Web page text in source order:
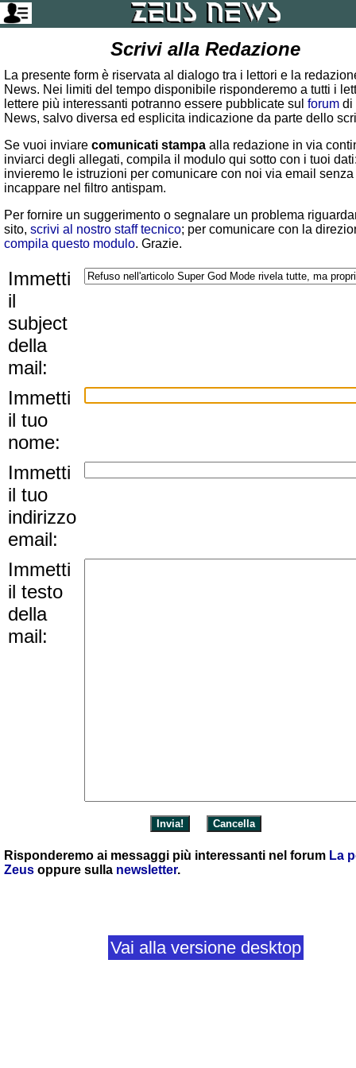
Scrivi alla Redazione
La presente form è riservata al dialogo tra i lettori e la
News. Nei limiti del tempo disponibile risponderemo a tutti i
lettere più interessanti potranno essere pubblicate sul forum di
News, salvo diversa ed esplicita indicazione da parte dello
Se vuoi inviare comunicati stampa alla redazione in via
inviarci degli allegati, compila il modulo qui sotto con i tuoi
invieremo le istruzioni per comunicare con noi via email senza
incappare nel filtro antispam.
Per fornire un suggerimento o segnalare un problema
sito, scrivi al nostro staff tecnico; per comunicare con la
compila questo modulo. Grazie.
Immetti
il
subject
della
mail:
Immetti
il tuo
nome:
Immetti
il tuo
indirizzo
email:
Immetti
il testo
della
mail:
Risponderemo ai messaggi più interessanti nel forum La
Zeus oppure sulla newsletter.
Vai alla versione desktop